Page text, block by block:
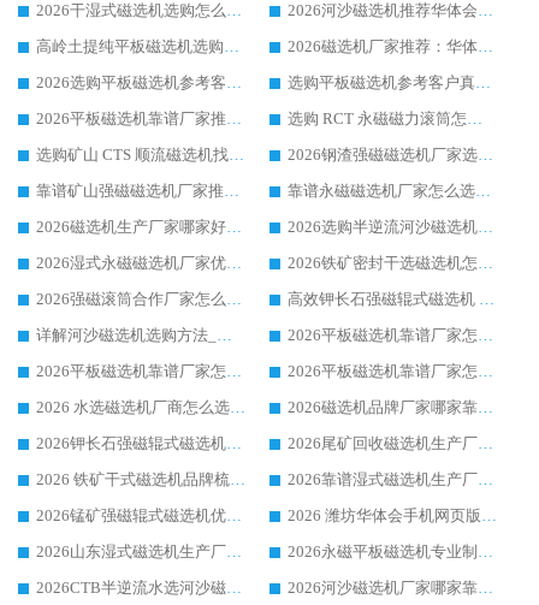
2026干湿式磁选机选购怎么选?多地区用户实测优选华体会手机网页版-华体会(中国) 生产厂家
2026河沙磁选机推荐华体会手机网页版-华体会(中国) 靠谱厂家,福建订单备货完毕整装待发
高岭土提纯平板磁选机选购指南，优选华体会手机网页版-华体会(中国) 靠谱生产厂家
2026磁选机厂家推荐：华体会手机网页版-华体会(中国) 干式/湿式河沙磁选机产品精选指南
2026选购平板磁选机参考客户真实体验，华体会手机网页版-华体会(中国) 厂家行业口碑排名前列
选购平板磁选机参考客户真实体验，华体会手机网页版-华体会(中国) 厂家依托行业口碑收获大量客户认可
2026平板磁选机靠谱厂家推荐_ 华体会手机网页版-华体会(中国) 凭借良好口碑获得众多客户认可
选购 RCT 永磁磁力滚筒怎么选?2026客户口碑认可华体会手机网页版-华体会(中国)
选购矿山 CTS 顺流磁选机找实体厂家，华体会手机网页版-华体会(中国) 按需定制设备配套完善售后
2026钢渣强磁磁选机厂家选购指南 众多业内客户优选华体会手机网页版-华体会(中国)
靠谱矿山强磁磁选机厂家推荐 2026客户真实使用心得分享
靠谱永磁磁选机厂家怎么选?福建客户真实体验分享华体会手机网页版-华体会(中国) 品牌
2026磁选机生产厂家哪家好?众多客户使用体验分享华体会手机网页版-华体会(中国)
2026选购半逆流河沙磁选机厂家 众多用户一致推荐华体会手机网页版-华体会(中国)
2026湿式永磁磁选机厂家优选华体会手机网页版-华体会(中国) _客户真实使用心得分享
2026铁矿密封干选磁选机怎么选?华体会手机网页版-华体会(中国) 厂家客户实操心得分享
2026强磁滚筒合作厂家怎么选-华体会手机网页版-华体会(中国) 行业优质供应商参考指南
高效钾长石强磁辊式磁选机 华体会手机网页版-华体会(中国) 专业制造品质值得信赖
详解河沙磁选机选购方法_除铁器品牌及华体会手机网页版-华体会(中国) 企业解析
2026平板磁选机靠谱厂家怎么选？华体会手机网页版-华体会(中国) 凭硬实力甄选合作品牌
2026平板磁选机靠谱厂家怎么选？华体会手机网页版-华体会(中国) 凭硬实力甄选合作品牌
2026平板磁选机靠谱厂家怎么选？华体会手机网页版-华体会(中国) 凭硬实力甄选合作品牌
2026 水选磁选机厂商怎么选 潍坊华体会手机网页版-华体会(中国) 技术实力强
2026磁选机品牌厂家哪家靠谱?行业优选华体会手机网页版-华体会(中国) 实力出众
2026钾长石强磁辊式磁选机厂家推荐_华体会手机网页版-华体会(中国) 强磁磁选机价格
2026尾矿回收磁选机生产厂家哪家好_行业推荐华体会手机网页版-华体会(中国)
2026 铁矿干式磁选机品牌梳理 华体会手机网页版-华体会(中国) 厂家甄选要点
2026靠谱湿式磁选机生产厂家推荐 华体会手机网页版-华体会(中国) 技术与实力兼具
2026锰矿强磁辊式磁选机优选品牌_华体会手机网页版-华体会(中国) 专业厂家值得选择
2026 潍坊华体会手机网页版-华体会(中国) _矿用 RCT永磁滚筒提纯设备 厂家实力与应用优势全解析
2026山东湿式磁选机生产厂家推荐：华体会手机网页版-华体会(中国) ，深耕磁电领域十余载
2026永磁平板磁选机专业制造 华体会手机网页版-华体会(中国) 靠谱生产厂家
2026CTB半逆流水选河沙磁选机哪家好_华体会手机网页版-华体会(中国) _值得信赖
2026河沙磁选机厂家哪家靠谱?华体会手机网页版-华体会(中国) 优质河沙磁选机厂家推荐